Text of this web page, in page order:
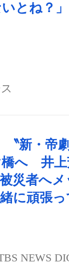
とね？」
〝新・帝劇
橋へ 井上
災者へメ
に頑張っ
NEWS